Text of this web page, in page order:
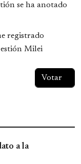
se ha anotado
registrado
Milei
a la